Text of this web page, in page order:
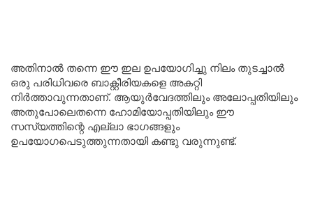
അതിനാൽ തന്നെ ഈ ഇല ഉപയോഗിച്ചു നിലം തുടച്ചാൽ
ഒരു പരിധിവരെ ബാക്റ്റീരിയകളെ അകറ്റി
നിർത്താവുന്നതാണ്. ആയുർവേദത്തിലും അലോപ്പതിയിലും
അതുപോലെതന്നെ ഹോമിയോപ്പതിയിലും ഈ
സസ്യത്തിന്റെ എല്ലാ ഭാഗങ്ങളും
ഉപയോഗപെടുത്തുന്നതായി കണ്ടു വരുന്നുണ്ട്.